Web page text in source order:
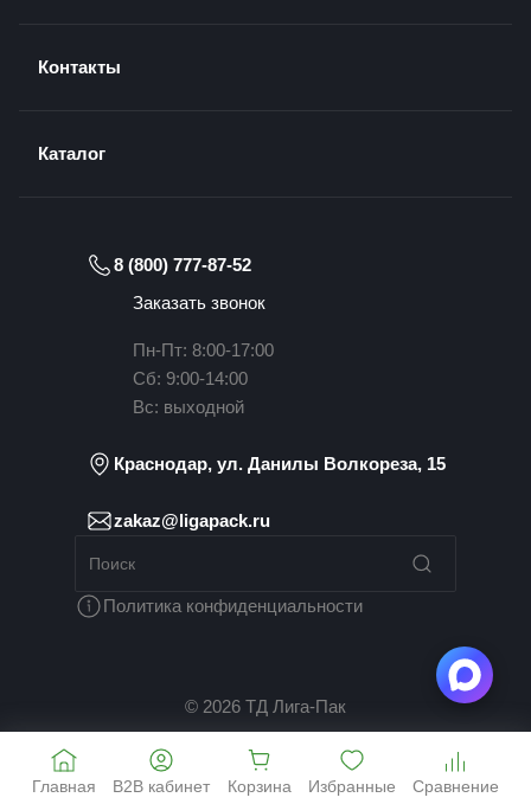
Контакты
Каталог
8 (800) 777-87-52
Заказать звонок
Пн-Пт: 8:00-17:00
Сб: 9:00-14:00
Вс: выходной
Краснодар, ул. Данилы Волкореза, 15
zakaz@ligapack.ru
Политика конфиденциальности
© 2026 ТД Лига-Пак
Главная B2B кабинет Корзина Избранные Сравнение